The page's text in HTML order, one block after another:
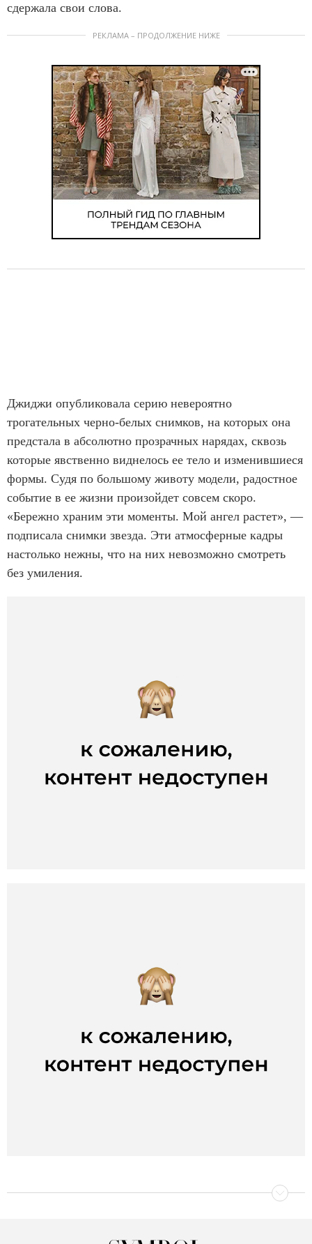
сдержала свои слова.
РЕКЛАМА – ПРОДОЛЖЕНИЕ НИЖЕ
Джиджи опубликовала серию невероятно
трогательных черно-белых снимков, на которых она
предстала в абсолютно прозрачных нарядах, сквозь
которые явственно виднелось ее тело и изменившиеся
формы. Судя по большому животу модели, радостное
событие в ее жизни произойдет совсем скоро.
«Бережно храним эти моменты. Мой ангел растет», —
подписала снимки звезда. Эти атмосферные кадры
настолько нежны, что на них невозможно смотреть
без умиления.